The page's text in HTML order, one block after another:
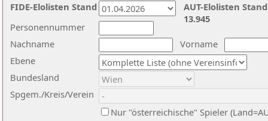
Nachname
Vorname
Ebene
Personennummer
Bundesland
Spgem./Kreis/Verein
Nur "österreichische" Spieler
AUT-Elolisten
13.945
FIDE-Elolisten Stand